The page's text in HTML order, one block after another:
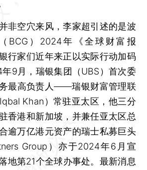
空穴来风，李家超引述的是波
BCG）2024年《全球财富报
行家们近年来正以实际行动加码
9月，瑞银集团（UBS）首次委
最高负责人——瑞银财富管理联
Khan）常驻亚太区，他三分
香港和新加坡，并兼任亚太区总
逾万亿港元资产的瑞士私募巨头
Group）亦于2024年6月宣
地第21个全球办事处。最新消息